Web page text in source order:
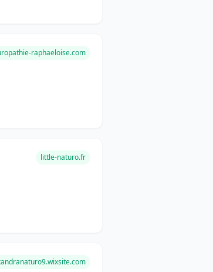
raphaeloise.com
little-naturo.fr